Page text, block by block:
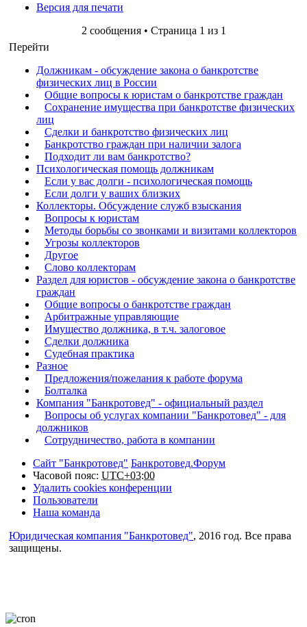
Версия для печати
2 сообщения • Страница 1 из 1
Перейти
Должникам - обсуждение закона о банкротстве
физических лиц в России
Общие вопросы к юристам о банкротстве граждан
Сохранение имущества при банкротстве физических
лиц
Сделки и банкротство физических лиц
Банкротство граждан при наличии залога
Подходит ли вам банкротство?
Психологическая помощь должникам
Если у вас долги - психологическая помощь
Если долги у ваших близких
Коллекторы. Обсуждение служб взыскания
Вопросы к юристам
Методы борьбы со звонками и визитами коллекторов
Угрозы коллекторов
Другое
Слово коллекторам
Раздел для юристов - обсуждение закона о банкротстве
граждан
Общие вопросы о банкротстве граждан
Арбитражные управляющие
Имущество должника, в т.ч. залоговое
Сделки должника
Судебная практика
Разное
Предложения/пожелания к работе форума
Болталка
Компания "Банкротовед" - официальный раздел
Вопросы об услугах компании "Банкротовед" - для
должников
Сотрудничество, работа в компании
Сайт "Банкротовед" Банкротовед.Форум
Часовой пояс: UTC+03:00
Удалить cookies конференции
Пользователи
Наша команда
Юридическая компания "Банкротовед", 2016 год. Все права
защищены.